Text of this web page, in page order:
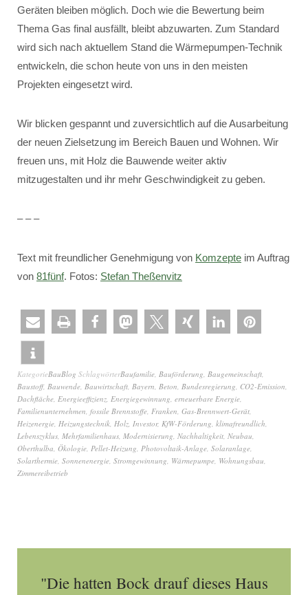
Geräten bleiben möglich. Doch wie die Bewertung beim
Thema Gas final ausfällt, bleibt abzuwarten. Zum Standard
wird sich nach aktuellem Stand die Wärmepumpen-Technik
entwickeln, die schon heute von uns in den meisten
Projekten eingesetzt wird.
Wir blicken gespannt und zuversichtlich auf die Ausarbeitung
der neuen Zielsetzung im Bereich Bauen und Wohnen. Wir
freuen uns, mit Holz die Bauwende weiter aktiv
mitzugestalten und ihr mehr Geschwindigkeit zu geben.
– – –
Text mit freundlicher Genehmigung von Komzepte im Auftrag
von 81fünf. Fotos: Stefan Theßenvitz
KategorieBauBlog SchlagwörterBaufamilie, Bauförderung, Baugemeinschaft,
Baustoff, Bauwende, Bauwirtschaft, Bayern, Beton, Bundesregierung, CO2-Emission,
Dachfläche, Energieeffizienz, Energiegewinnung, erneuerbare Energie,
Familienunternehmen, fossile Brennstoffe, Franken, Gas-Brennwert-Gerät,
Heizenergie, Heizungstechnik, Holz, Investor, KfW-Förderung, klimafreundlich,
Lebenszyklus, Mehrfamilienhaus, Modernisierung, Nachhaltigkeit, Neubau,
Oberthulba, Ökologie, Pellet-Heizung, Photovoltaik-Anlage, Solaranlage,
Solarthermie, Sonnenenergie, Stromgewinnung, Wärmepumpe, Wohnungsbau,
Zimmereibetrieb
"Die hatten Bock drauf dieses Haus